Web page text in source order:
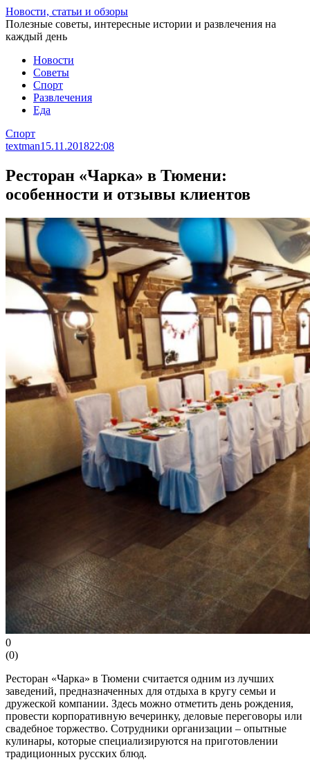
Перейти
к
статье
Новости, статьи и обзоры
Полезные советы, интересные истории и развлечения на
каждый день
Новости
Советы
Спорт
Развлечения
Еда
Спорт
textman15.11.201822:08
Ресторан «Чарка» в Тюмени:
особенности и отзывы клиентов
0
(0)
Ресторан «Чарка» в Тюмени считается одним из лучших
заведений, предназначенных для отдыха в кругу семьи и
дружеской компании. Здесь можно отметить день рождения,
провести корпоративную вечеринку, деловые переговоры или
свадебное торжество. Сотрудники организации – опытные
кулинары, которые специализируются на приготовлении
традиционных русских блюд.